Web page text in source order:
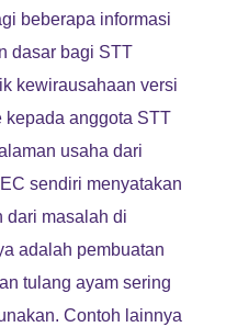
beberapa informasi
dasar bagi STT
kewirausahaan versi
anggota STT
usaha dari
sendiri menyatakan
dari masalah di
adalah pembuatan
tulang ayam sering
Contoh lainnya